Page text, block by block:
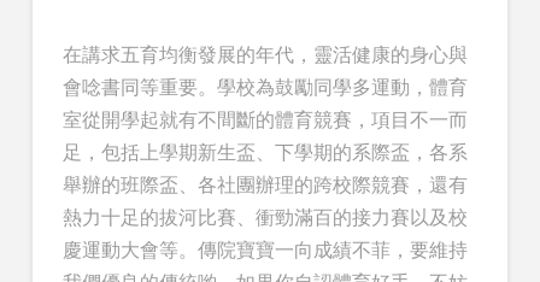
在講求五育均衡發展的年代，靈活健康的身心與
會唸書同等重要。學校為鼓勵同學多運動，體育
室從開學起就有不間斷的體育競賽，項目不一而
足，包括上學期新生盃、下學期的系際盃，各系
舉辦的班際盃、各社團辦理的跨校際競賽，還有
熱力十足的拔河比賽、衝勁滿百的接力賽以及校
慶運動大會等。傳院寶寶一向成績不菲，要維持